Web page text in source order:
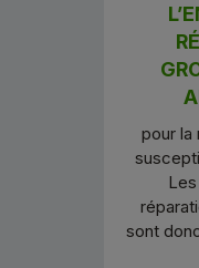
pour la
sont